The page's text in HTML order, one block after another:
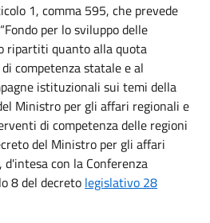
1, comma 595, che prevede
per lo sviluppo delle
ripartiti quanto alla quota
competenza statale e al
istituzionali sui temi della
Ministro per gli affari regionali e
di competenza delle regioni
del Ministro per gli affari
con la Conferenza
8 del decreto legislativo 28